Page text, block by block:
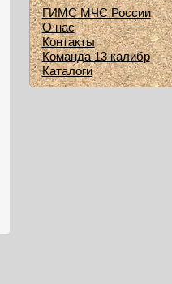
ГИМС МЧС России
О нас
Контакты
Команда 13 калибр
Каталоги